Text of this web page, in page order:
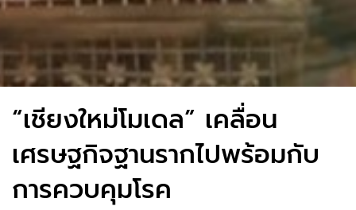
“เชียงใหม่โมเดล” เคลื่อน
เศรษฐกิจฐานรากไปพร้อมกับ
การควบคุมโรค